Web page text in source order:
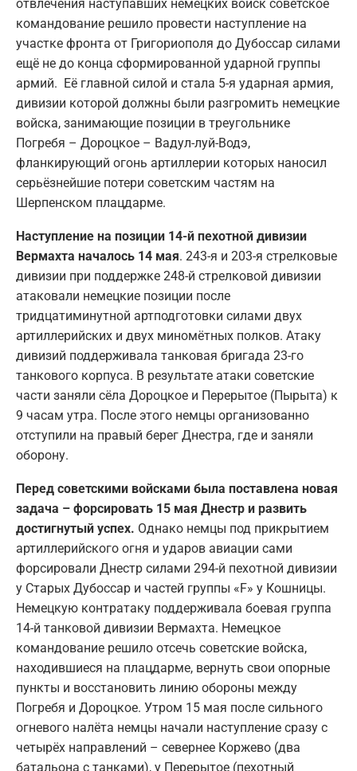
отвлечения наступавших немецких войск советское
командование решило провести наступление на
участке фронта от Григориополя до Дубоссар силами
ещё не до конца сформированной ударной группы
армий. Её главной силой и стала 5-я ударная армия,
дивизии которой должны были разгромить немецкие
войска, занимающие позиции в треугольнике
Погребя – Дороцкое – Вадул-луй-Водэ,
фланкирующий огонь артиллерии которых наносил
серьёзнейшие потери советским частям на
Шерпенском плацдарме.
Наступление на позиции 14-й пехотной дивизии
Вермахта началось 14 мая. 243-я и 203-я стрелковые
дивизии при поддержке 248-й стрелковой дивизии
атаковали немецкие позиции после
тридцатиминутной артподготовки силами двух
артиллерийских и двух миномётных полков. Атаку
дивизий поддерживала танковая бригада 23-го
танкового корпуса. В результате атаки советские
части заняли сёла Дороцкое и Перерытое (Пырыта) к
9 часам утра. После этого немцы организованно
отступили на правый берег Днестра, где и заняли
оборону.
Перед советскими войсками была поставлена новая
задача – форсировать 15 мая Днестр и развить
достигнутый успех. Однако немцы под прикрытием
артиллерийского огня и ударов авиации сами
форсировали Днестр силами 294-й пехотной дивизии
у Старых Дубоссар и частей группы «F» у Кошницы.
Немецкую контратаку поддерживала боевая группа
14-й танковой дивизии Вермахта. Немецкое
командование решило отсечь советские войска,
находившиеся на плацдарме, вернуть свои опорные
пункты и восстановить линию обороны между
Погребя и Дороцкое. Утром 15 мая после сильного
огневого налёта немцы начали наступление сразу с
четырёх направлений – севернее Коржево (два
батальона с танками), у Перерытое (пехотный